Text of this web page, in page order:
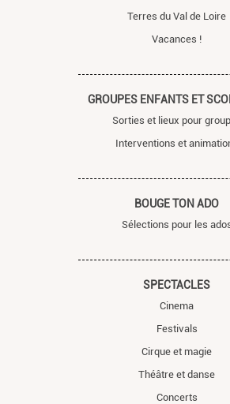
Terres du Val de Loire
Vacances !
GROUPES ENFANTS ET
Sorties et lieux pour
Interventions et
BOUGE TON ADO
Sélections pour les
SPECTACLES
Cinema
Festivals
Cirque et magie
Théâtre et danse
Concerts